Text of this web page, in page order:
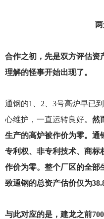
合作之初，先是双方评估资
理解的怪事开始出现了。
通钢的1、2、3号高炉早已
心维护，一直运转良好。 然
生产的高炉被作价为零。通
专利权、非专利技术、商标
作价为零。整个厂区的全部
致通钢的总资产估价仅为
与此对应的是，建龙之前